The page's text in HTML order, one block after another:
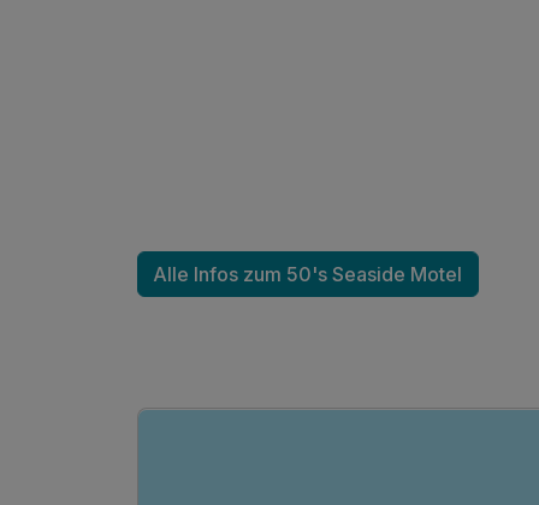
Alle Infos zum 50's Seaside Motel